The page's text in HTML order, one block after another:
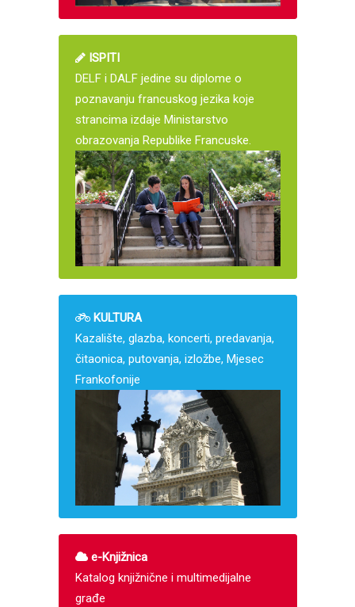
ISPITI
DELF i DALF jedine su diplome o
poznavanju francuskog jezika koje
strancima izdaje Ministarstvo
obrazovanja Republike Francuske.
KULTURA
Kazalište, glazba, koncerti, predavanja,
čitaonica, putovanja, izložbe, Mjesec
Frankofonije
e-Knjižnica
Katalog knjižnične i multimedijalne
građe